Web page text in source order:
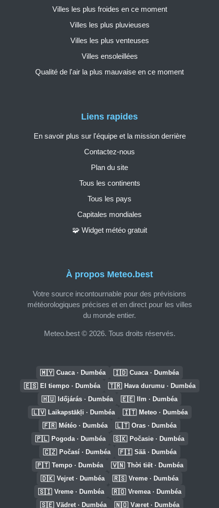
À propos Meteo.best
Votre source incontournable pour des prévisions
météorologiques précises et en direct pour les villes
du monde entier.
Meteo.best © 2026. Tous droits réservés.
Liens rapides
En savoir plus sur l'équipe et la mission derrière
Contactez-nous
Plan du site
Tous les continents
Tous les pays
Capitales mondiales
🧩 Widget météo gratuit
Villes les plus froides en ce moment
Villes les plus pluvieuses
Villes les plus venteuses
Villes ensoleillées
Qualité de l'air la plus mauvaise en ce moment
🇲🇾 Cuaca · Dumbéa 🇮🇩 Cuaca · Dumbéa
🇪🇸 El tiempo · Dumbéa 🇹🇷 Hava durumu · Dumbéa
🇭🇺 Időjárás · Dumbéa 🇪🇪 Ilm · Dumbéa
🇱🇻 Laikapstākļi · Dumbéa 🇮🇹 Meteo · Dumbéa
🇫🇷 Météo · Dumbéa 🇱🇹 Oras · Dumbéa
🇵🇱 Pogoda · Dumbéa 🇸🇰 Počasie · Dumbéa
🇨🇿 Počasí · Dumbéa 🇫🇮 Sää · Dumbéa
🇵🇹 Tempo · Dumbéa 🇻🇳 Thời tiết · Dumbéa
🇩🇰 Vejret · Dumbéa 🇷🇸 Vreme · Dumbéa
🇸🇮 Vreme · Dumbéa 🇷🇴 Vremea · Dumbéa
🇸🇪 Vädret · Dumbéa 🇳🇴 Været · Dumbéa